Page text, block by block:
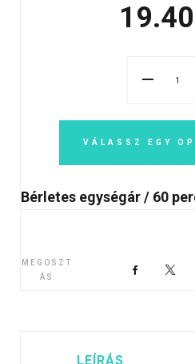
VÁLASSZ EGY
Bérletes egységár / 60
MEGOSZT
ÁS
Facebook
LEÍRÁS